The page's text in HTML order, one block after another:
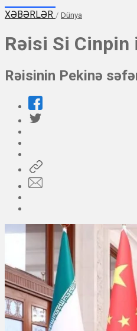
XƏBƏRLƏR / Dünya
Rəisi Si Cinpin
Rəisinin Pekinə